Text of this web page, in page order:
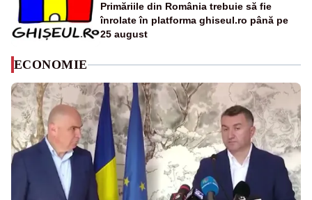
Primăriile din România trebuie să fie
înrolate în platforma ghiseul.ro până pe
25 august
ECONOMIE